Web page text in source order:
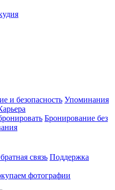
и безопасность Упоминания
Бронирование без
связь Поддержка
фотографии